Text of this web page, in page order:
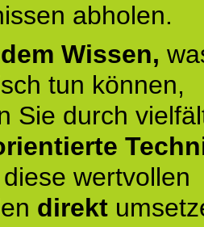
abholen.
Wissen,
tun können,
Sie durch
wertvollen
direkt